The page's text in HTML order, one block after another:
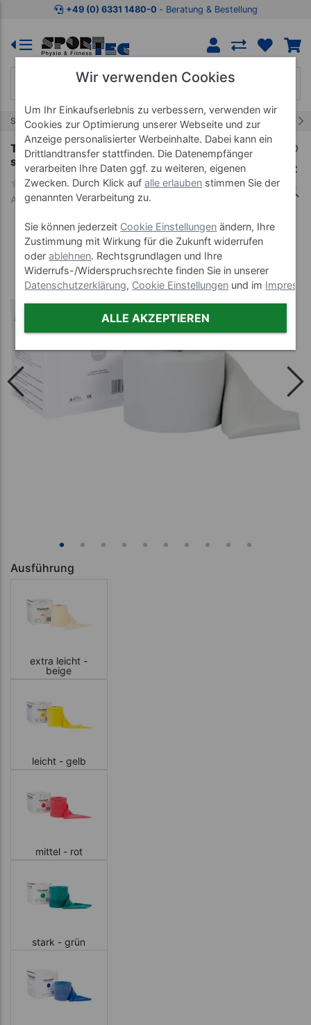
Zum Kaufbereich springen Zur Produktbeschreibung
+49 (0) 6331 1480-0 ‐ Beratung & Bestellung
Start Therapie Bänder Thera Band
Thera-Band, LxB 45,50 m x 12,8 cm, super
stark, silber
Art-Nr. 21019
Ausführung
extra leicht -
beige
leicht - gelb
mittel - rot
stark - grün
Wir verwenden Cookies
Um Ihr Einkaufserlebnis zu verbessern, verwenden wir
Cookies zur Optimierung unserer Webseite und zur
Anzeige personalisierter Werbeinhalte. Dabei kann ein
Drittlandtransfer stattfinden. Die Datenempfänger
verarbeiten Ihre Daten ggf. zu weiteren, eigenen
Zwecken. Durch Klick aufalle erlauben stimmen Sie der
genannten Verarbeitung zu.
Sie können jederzeit Cookie Einstellungen ändern, Ihre
Zustimmung mit Wirkung für die Zukunft widerrufen
oderablehnen. Rechtsgrundlagen und Ihre
Widerrufs-/Widerspruchsrechte finden Sie in unserer
Datenschutzerklärung, Cookie Einstellungen und im
ALLE AKZEPTIEREN